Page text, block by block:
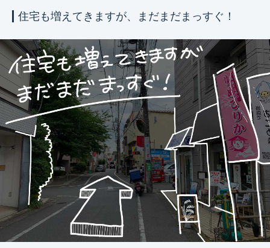
住宅も増えてきますが、まだまだまっすぐ！